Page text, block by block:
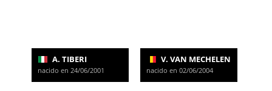
A. TIBERI
nacido en 24/06/2001
V. VAN MECHELEN
nacido en 02/06/2004